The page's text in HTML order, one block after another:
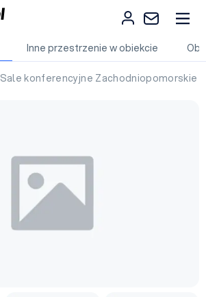
Inne przestrzenie w obiekcie
Sale konferencyjne Zachodniopomorskie